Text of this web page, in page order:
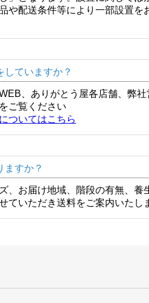
や配送条件等により一部設置
していますか？
、ありがとう屋各店舗、弊
ご覧ください
ついてはこちら
ますか？
、お届け地域、階段の有無、
ていただき送料をご案内いたし